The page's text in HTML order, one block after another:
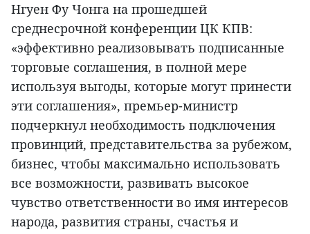
Нгуен Фу Чонга на прошедшей
среднесрочной конференции ЦК КПВ:
«эффективно реализовывать подписанные
торговые соглашения, в полной мере
используя выгоды, которые могут принести
эти соглашения», премьер-министр
подчеркнул необходимость подключения
провинций, представительства за рубежом,
бизнес, чтобы максимально использовать
все возможности, развивать высокое
чувство ответственности во имя интересов
народа, развития страны, счастья и